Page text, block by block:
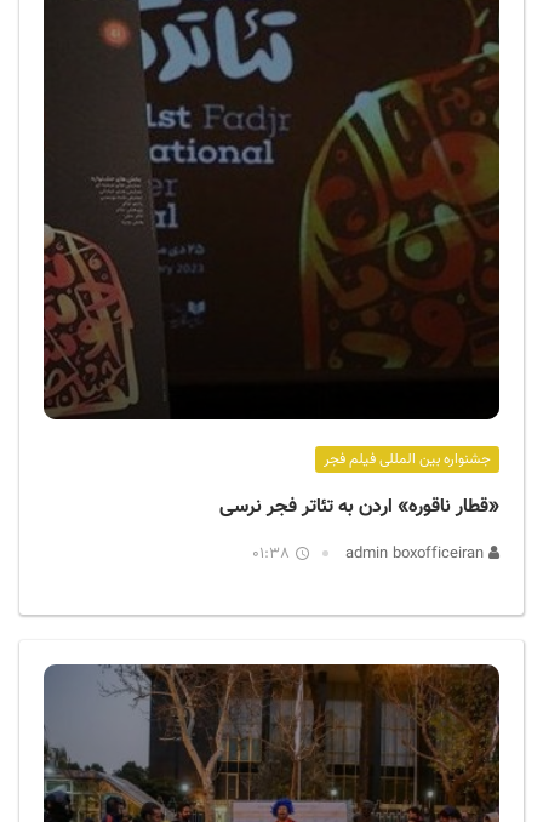
جشنواره بین المللی فیلم فجر
«قطار ناقوره» اردن به تئاتر فجر نرسی
01:38